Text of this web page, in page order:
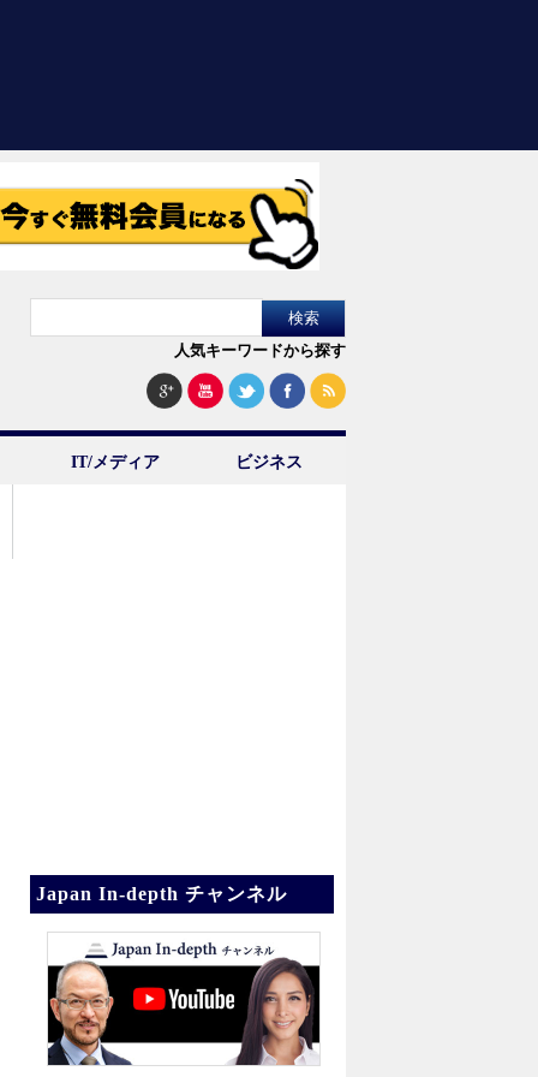
人気キーワードから探す
IT/メディア ビジネス
Japan In-depth チャンネル